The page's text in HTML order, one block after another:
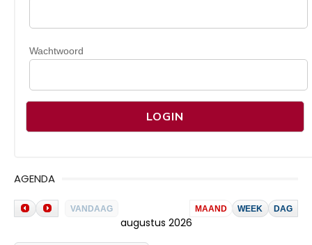
Wachtwoord
AGENDA
VANDAAG MAAND WEEK DAG
augustus 2026